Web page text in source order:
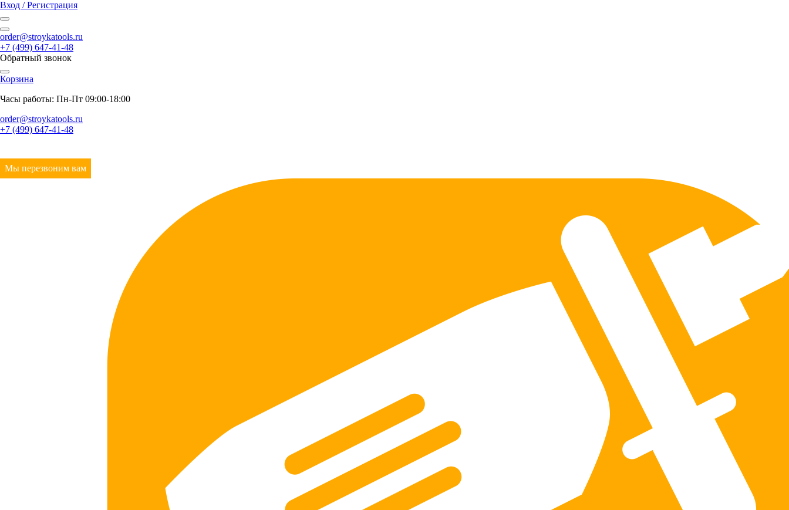
Вход / Регистрация
order@stroykatools.ru
+7 (499) 647-41-48
Обратный звонок
Корзина
Часы работы: Пн-Пт 09:00-18:00
order@stroykatools.ru
+7 (499) 647-41-48
Мы перезвоним вам